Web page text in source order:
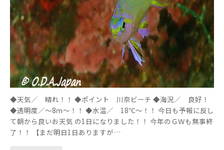
◆天気／ 晴れ！！ ◆ポイント 川奈ビーチ ◆海況／ 良好！
◆透明度／～8ｍ～！！ ◆水温／ 18℃～！！ 今日も予報に反し
て朝から良いお天気 の1日になりました！！ 今年のＧＷも無事終
了！！ 【まだ明日1日ありますが…